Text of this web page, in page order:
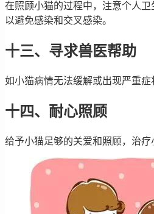
在照顾小猫的过程中，注意个人卫
以避免感染和交叉感染。
十三、寻求兽医帮助
如小猫病情无法缓解或出现严重症
十四、耐心照顾
给予小猫足够的关爱和照顾，治疗